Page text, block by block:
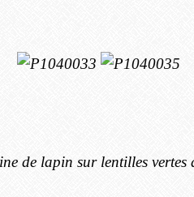
de lapin sur lentilles vertes